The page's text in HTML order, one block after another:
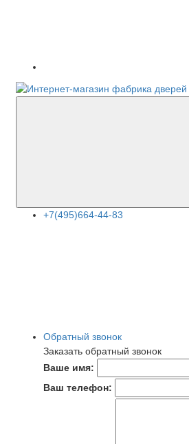
+7(495)664-44-83
Обратный звонок
Заказать обратный звонок
Ваше имя:
Ваш телефон: